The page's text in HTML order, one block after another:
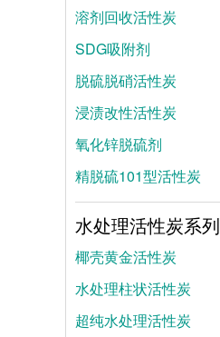
溶剂回收活性炭
SDG吸附剂
脱硫脱硝活性炭
浸渍改性活性炭
氧化锌脱硫剂
精脱硫101型活性炭
水处理活性炭系列
椰壳黄金活性炭
水处理柱状活性炭
超纯水处理活性炭